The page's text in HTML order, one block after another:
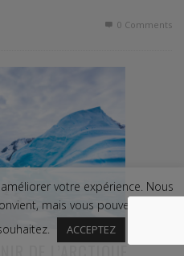
0 Comments
votre expérience. Nous
mais vous pouvez vous
ACCEPTEZ